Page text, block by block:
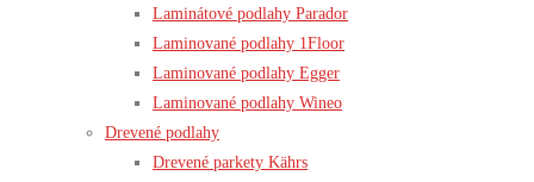
Laminátové podlahy Parador
Laminované podlahy 1Floor
Laminované podlahy Egger
Laminované podlahy Wineo
Drevené podlahy
Drevené parkety Kährs